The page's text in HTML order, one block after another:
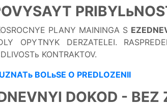
PLANY MAININGA S
OPYTNYK DERZATELEI.
KONTRAKTOV.
BOLьSE O PREDLOZENII
DOKOD - BEZ